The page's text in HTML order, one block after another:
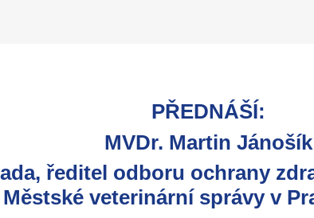
PŘEDNÁŠÍ:
MVDr. Martin Jánošík
ředitel odboru ochrany
veterinární správy v